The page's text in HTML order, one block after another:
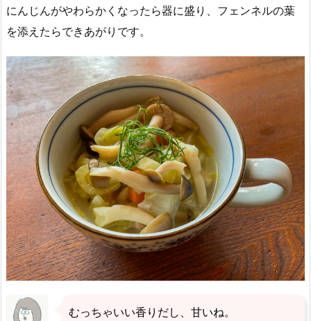
にんじんがやわらかくなったら器に盛り、フェンネルの葉
を添えたらできあがりです。
むっちゃいい香りだし、甘いね。